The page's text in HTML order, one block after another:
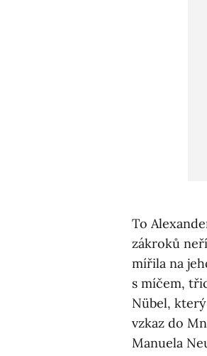
To
zákroků
mířila na
s míčem,
Nübel,
vzkaz do
Manuela